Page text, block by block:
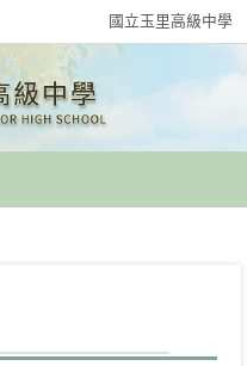
國立玉里高級中學